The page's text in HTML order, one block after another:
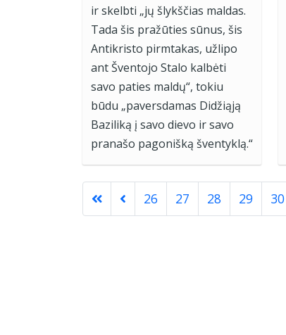
ir skelbti „jų šlykščias maldas.
Tada šis pražūties sūnus, šis
Antikristo pirmtakas, užlipo
ant Šventojo Stalo kalbėti
savo paties maldų“, tokiu
būdu „paversdamas Didžiąją
Baziliką į savo dievo ir savo
pranašo pagonišką šventyklą.“
26 27 28 29 30